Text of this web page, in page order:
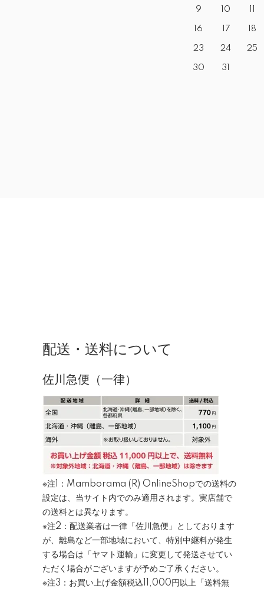
9 10
16 17 18
23 24 25
30 31
配送・送料について
佐川急便（一律）
※注1：Mamborama (R) OnlineShopでの送料の
設定は、当サイト内でのみ適用されます。実店舗で
の送料とは異なります。
※注2：配送業者は一律「佐川急便」としております
が、離島など一部地域において、特別中継料が発生
する場合は「ヤマト運輸」に変更して発送させてい
ただく場合がございますが予めご了承ください。
※注3：お買い上げ金額税込11,000円以上「送料無